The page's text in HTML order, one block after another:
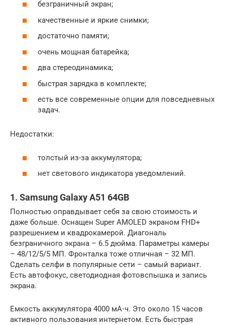
безграничный экран;
качественные и яркие снимки;
достаточно памяти;
очень мощная батарейка;
два стереодинамика;
быстрая зарядка в комплекте;
есть все современные опции для повседневных
задач.
Недостатки:
толстый из-за аккумулятора;
нет светового индикатора уведомлений.
1. Samsung Galaxy A51 64GB
Полностью оправдывает себя за свою стоимость и
даже больше. Оснащен Super AMOLED экраном FHD+
разрешением и квадрокамерой. Диагональ
безграничного экрана – 6.5 дюйма. Параметры камеры
– 48/12/5/5 МП. Фронталка тоже отличная – 32 МП.
Сделать селфи в популярные сети – самый вариант.
Есть автофокус, светодиодная фотовспышка и запись
экрана.
Емкость аккумулятора 4000 мА⋅ч. Это около 15 часов
активного пользования интернетом. Есть быстрая